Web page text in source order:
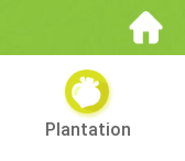
Plantation